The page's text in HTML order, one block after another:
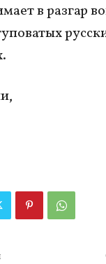
в разгар